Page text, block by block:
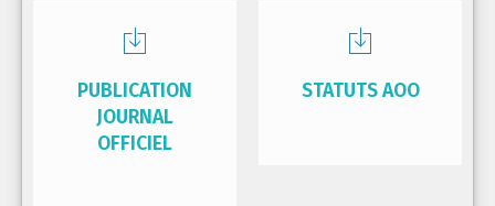
PUBLICATION
JOURNAL
OFFICIEL
STATUTS AOO